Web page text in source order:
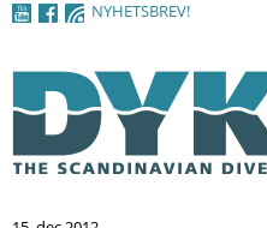
NYHETSBREV!
Hem